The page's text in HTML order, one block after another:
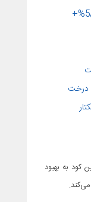
به بهبود